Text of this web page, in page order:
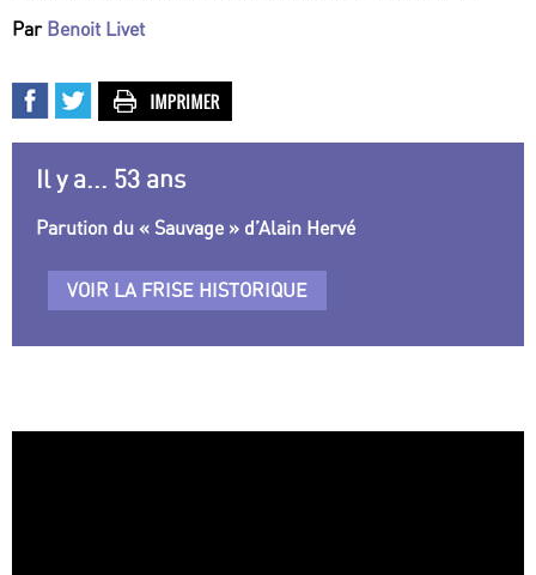
Par Benoit Livet
Il y a... 53 ans
Parution du « Sauvage » d’Alain Hervé
VOIR LA FRISE HISTORIQUE